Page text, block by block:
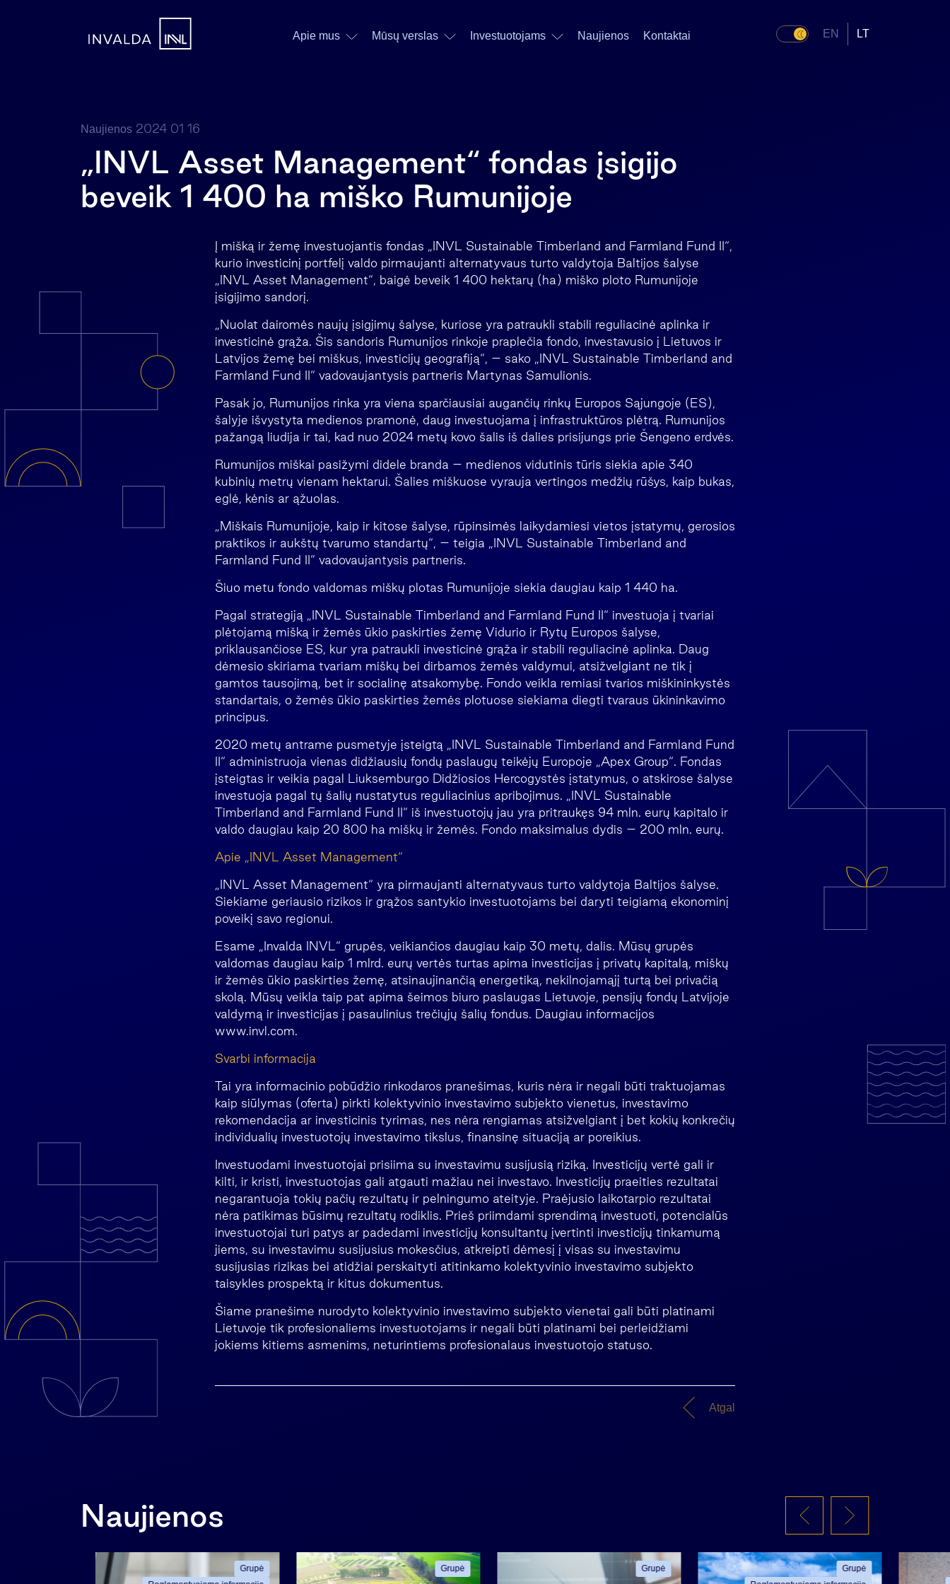
Apie mus Mūsų verslas Investuotojams Naujienos Kontaktai EN LT
Naujienos 2024 01 16
„INVL Asset Management“ fondas įsigijo
beveik 1 400 ha miško Rumunijoje
Į mišką ir žemę investuojantis fondas „INVL Sustainable Timberland and Farmland Fund II“,
kurio investicinį portfelį valdo pirmaujanti alternatyvaus turto valdytoja Baltijos šalyse
„INVL Asset Management“, baigė beveik 1 400 hektarų (ha) miško ploto Rumunijoje
įsigijimo sandorį.
„Nuolat dairomės naujų įsigjimų šalyse, kuriose yra patraukli stabili reguliacinė aplinka ir
investicinė grąža. Šis sandoris Rumunijos rinkoje praplečia fondo, investavusio į Lietuvos ir
Latvijos žemę bei miškus, investicijų geografiją“, – sako „INVL Sustainable Timberland and
Farmland Fund II“ vadovaujantysis partneris Martynas Samulionis.
Pasak jo, Rumunijos rinka yra viena sparčiausiai augančių rinkų Europos Sąjungoje (ES),
šalyje išvystyta medienos pramonė, daug investuojama į infrastruktūros plėtrą. Rumunijos
pažangą liudija ir tai, kad nuo 2024 metų kovo šalis iš dalies prisijungs prie Šengeno erdvės.
Rumunijos miškai pasižymi didele branda – medienos vidutinis tūris siekia apie 340
kubinių metrų vienam hektarui. Šalies miškuose vyrauja vertingos medžių rūšys, kaip bukas,
eglė, kėnis ar ąžuolas.
„Miškais Rumunijoje, kaip ir kitose šalyse, rūpinsimės laikydamiesi vietos įstatymų, gerosios
praktikos ir aukštų tvarumo standartų“, – teigia „INVL Sustainable Timberland and
Farmland Fund II“ vadovaujantysis partneris.
Šiuo metu fondo valdomas miškų plotas Rumunijoje siekia daugiau kaip 1 440 ha.
Pagal strategiją „INVL Sustainable Timberland and Farmland Fund II“ investuoja į tvariai
plėtojamą mišką ir žemės ūkio paskirties žemę Vidurio ir Rytų Europos šalyse,
priklausančiose ES, kur yra patraukli investicinė grąža ir stabili reguliacinė aplinka. Daug
dėmesio skiriama tvariam miškų bei dirbamos žemės valdymui, atsižvelgiant ne tik į
gamtos tausojimą, bet ir socialinę atsakomybę. Fondo veikla remiasi tvarios miškininkystės
standartais, o žemės ūkio paskirties žemės plotuose siekiama diegti tvaraus ūkininkavimo
principus.
2020 metų antrame pusmetyje įsteigtą „INVL Sustainable Timberland and Farmland Fund
II“ administruoja vienas didžiausių fondų paslaugų teikėjų Europoje „Apex Group“. Fondas
įsteigtas ir veikia pagal Liuksemburgo Didžiosios Hercogystės įstatymus, o atskirose šalyse
investuoja pagal tų šalių nustatytus reguliacinius apribojimus. „INVL Sustainable
Timberland and Farmland Fund II“ iš investuotojų jau yra pritraukęs 94 mln. eurų kapitalo ir
valdo daugiau kaip 20 800 ha miškų ir žemės. Fondo maksimalus dydis – 200 mln. eurų.
Apie „INVL Asset Management“
„INVL Asset Management“ yra pirmaujanti alternatyvaus turto valdytoja Baltijos šalyse.
Siekiame geriausio rizikos ir grąžos santykio investuotojams bei daryti teigiamą ekonominį
poveikį savo regionui.
Esame „Invalda INVL“ grupės, veikiančios daugiau kaip 30 metų, dalis. Mūsų grupės
valdomas daugiau kaip 1 mlrd. eurų vertės turtas apima investicijas į privatų kapitalą, miškų
ir žemės ūkio paskirties žemę, atsinaujinančią energetiką, nekilnojamąjį turtą bei privačią
skolą. Mūsų veikla taip pat apima šeimos biuro paslaugas Lietuvoje, pensijų fondų Latvijoje
valdymą ir investicijas į pasaulinius trečiųjų šalių fondus. Daugiau informacijos
www.invl.com.
Svarbi informacija
Tai yra informacinio pobūdžio rinkodaros pranešimas, kuris nėra ir negali būti traktuojamas
kaip siūlymas (oferta) pirkti kolektyvinio investavimo subjekto vienetus, investavimo
rekomendacija ar investicinis tyrimas, nes nėra rengiamas atsižvelgiant į bet kokių konkrečių
individualių investuotojų investavimo tikslus, finansinę situaciją ar poreikius.
Investuodami investuotojai prisiima su investavimu susijusią riziką. Investicijų vertė gali ir
kilti, ir kristi, investuotojas gali atgauti mažiau nei investavo. Investicijų praeities rezultatai
negarantuoja tokių pačių rezultatų ir pelningumo ateityje. Praėjusio laikotarpio rezultatai
nėra patikimas būsimų rezultatų rodiklis. Prieš priimdami sprendimą investuoti, potencialūs
investuotojai turi patys ar padedami investicijų konsultantų įvertinti investicijų tinkamumą
jiems, su investavimu susijusius mokesčius, atkreipti dėmesį į visas su investavimu
susijusias rizikas bei atidžiai perskaityti atitinkamo kolektyvinio investavimo subjekto
taisykles prospektą ir kitus dokumentus.
Šiame pranešime nurodyto kolektyvinio investavimo subjekto vienetai gali būti platinami
Lietuvoje tik profesionaliems investuotojams ir negali būti platinami bei perleidžiami
jokiems kitiems asmenims, neturintiems profesionalaus investuotojo statuso.
Atgal
Naujienos
Grupė
Grupė Grupė
Grupė